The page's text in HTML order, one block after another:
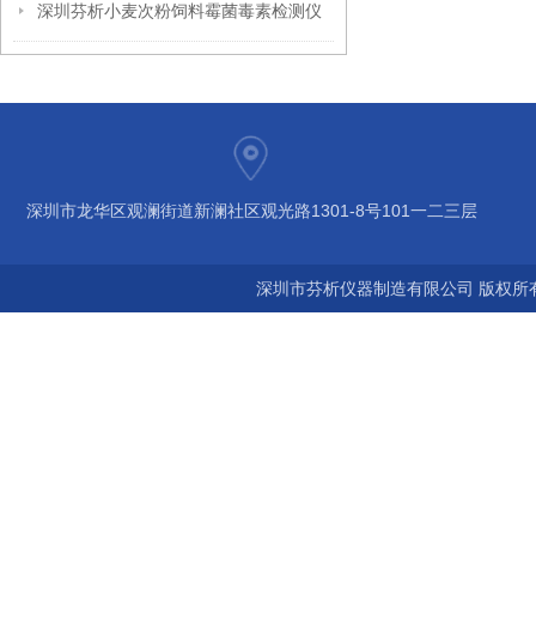
深圳芬析小麦次粉饲料霉菌毒素检测仪
深圳市龙华区观澜街道新澜社区观光路1301-8号101一二三层
深圳市芬析仪器制造有限公司 版权